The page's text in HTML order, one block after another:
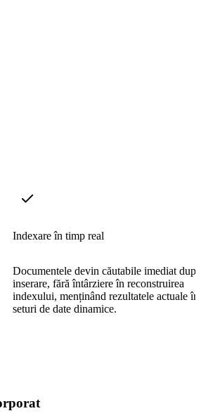
Indexare în timp real
Documentele devin căutabile imediat după
inserare, fără întârziere în reconstruirea
indexului, menținând rezultatele actuale în
seturi de date dinamice.